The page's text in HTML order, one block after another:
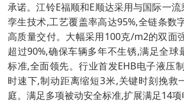
承诺。江铃E福顺和E顺达采用与国际一
孪生技术,工艺覆盖率高达95%,全链条数
高质量交付。大幅采用100克/m2的双面
超过90%,确保车辆多年不生锈,满足全球
标准,全面领先。行业首发EHB电子液压
时速下,制动距离缩短3米,关键时刻挽救
庭。满足多项被动安全标准,扩展满足14